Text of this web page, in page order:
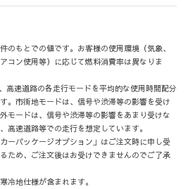
もとでの値です。お客様の使用環境（気象、
コン使用等）に応じて燃料消費率は異なりま
高速道路の各走行モードを平均的な使用時間配分
。市街地モードは、信号や渋滞等の影響を受け
モードは、信号や渋滞等の影響をあまり受けな
高速道路等での走行を想定しています。
ーパッケージオプション」はご注文時に申し受
ため、ご注文後はお受けできませんのでご了承
冷地仕様が含まれます。